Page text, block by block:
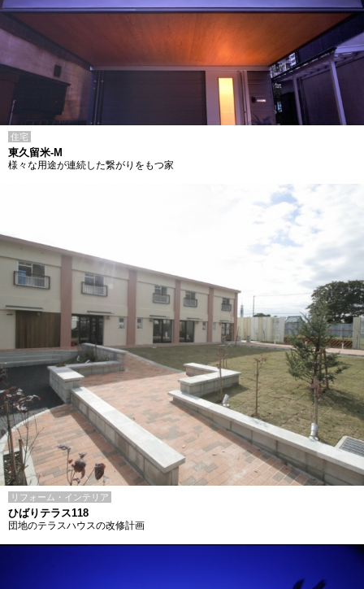
住宅
東久留米-M
様々な用途が連続した繋がりをもつ家
リフォーム・インテリア
ひばりテラス118
団地のテラスハウスの改修計画